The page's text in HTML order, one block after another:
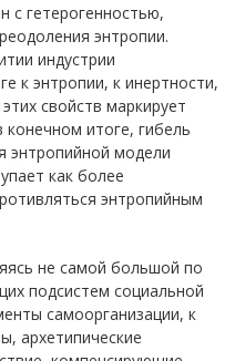
с гетерогенностью,
энтропии.
индустрии
к энтропии, к инертности,
свойств маркирует
конечном итоге, гибель
энтропийной модели
как более
энтропийным
не самой большой по
подсистем социальной
самоорганизации, к
архетипические